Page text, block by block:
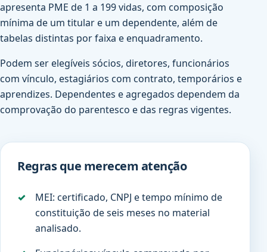
apresenta PME de 1 a 199 vidas, com composição
mínima de um titular e um dependente, além de
tabelas distintas por faixa e enquadramento.
Podem ser elegíveis sócios, diretores, funcionários
com vínculo, estagiários com contrato, temporários e
aprendizes. Dependentes e agregados dependem da
comprovação do parentesco e das regras vigentes.
Regras que merecem atenção
MEI: certificado, CNPJ e tempo mínimo de
constituição de seis meses no material
analisado.